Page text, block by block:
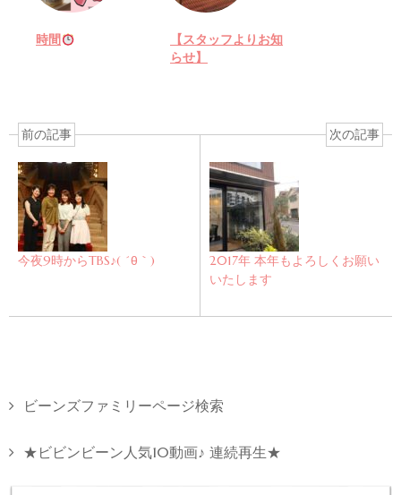
時間
【スタッフよりお知
らせ】
前の記事
今夜9時からTBS♪( ´θ｀)
次の記事
2017年 本年もよろしくお願い
いたします
ビーンズファミリーページ検索
★ビビンビーン人気10動画♪ 連続再生★